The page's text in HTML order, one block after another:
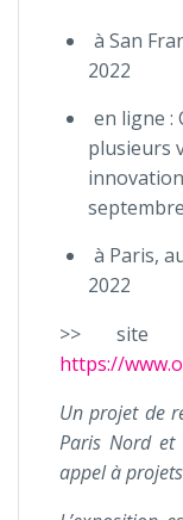
à San
2022
en ligne :
plusieurs
à Paris,
2022
>> site
https://
Un projet de
Paris Nord et
appel à